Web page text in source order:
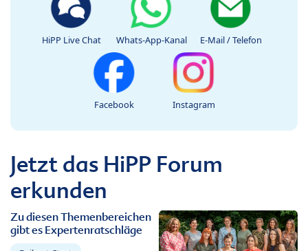
HiPP Live Chat Whats-App-Kanal E-Mail / Telefon
Facebook Instagram
Jetzt das HiPP Forum
erkunden
Zu diesen Themenbereichen
gibt es Expertenratschläge